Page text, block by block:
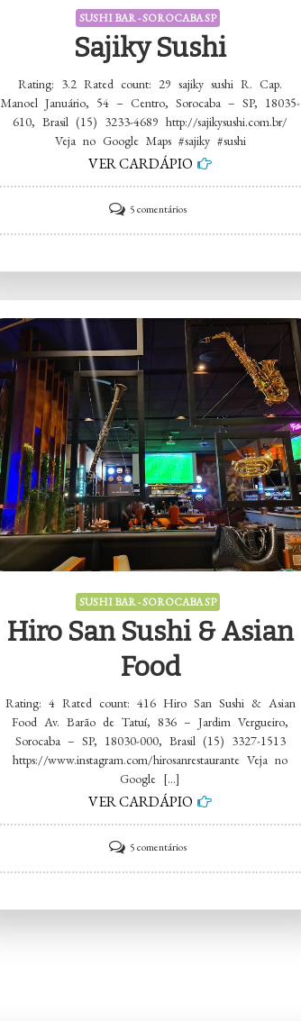
SUSHI BAR - SOROCABA SP
Sajiky Sushi
Rating: 3.2 Rated count: 29 sajiky sushi R. Cap.
Manoel Januário, 54 – Centro, Sorocaba – SP, 18035-
610, Brasil (15) 3233-4689 http://sajikysushi.com.br/
Veja no Google Maps #sajiky #sushi
VER CARDÁPIO
5 comentáriosem
sajiky
SUSHI BAR - SOROCABA SP
Hiro San Sushi & Asian
Food
Rating: 4 Rated count: 416 Hiro San Sushi & Asian
Food Av. Barão de Tatuí, 836 – Jardim Vergueiro,
Sorocaba – SP, 18030-000, Brasil (15) 3327-1513
https://www.instagram.com/hirosanrestaurante Veja no
Google […]
VER CARDÁPIO
5 comentáriosem
Hiro